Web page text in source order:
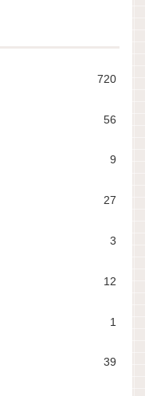
720
56
9
27
3
12
1
39